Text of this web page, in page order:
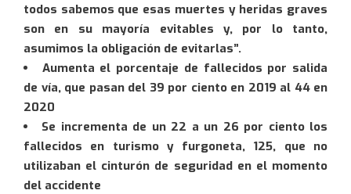
todos sabemos que esas muertes y heridas graves
son en su mayoría evitables y, por lo tanto,
asumimos la obligación de evitarlas”.
Aumenta el porcentaje de fallecidos por salida
de vía, que pasan del 39 por ciento en 2019 al 44 en
2020
Se incrementa de un 22 a un 26 por ciento los
fallecidos en turismo y furgoneta, 125, que no
utilizaban el cinturón de seguridad en el momento
del accidente